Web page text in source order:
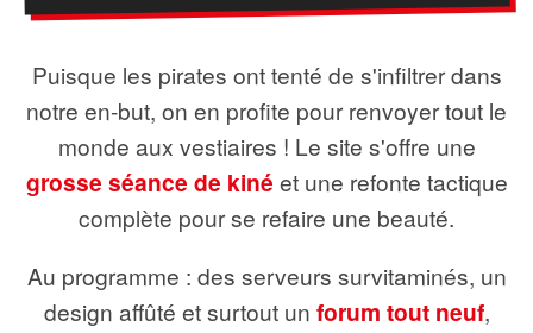
Puisque les pirates ont tenté de s'infiltrer dans
notre en-but, on en profite pour renvoyer tout le
monde aux vestiaires ! Le site s'offre une
grosse séance de kiné et une refonte tactique
complète pour se refaire une beauté.
Au programme : des serveurs survitaminés, un
design affûté et surtout un forum tout neuf,